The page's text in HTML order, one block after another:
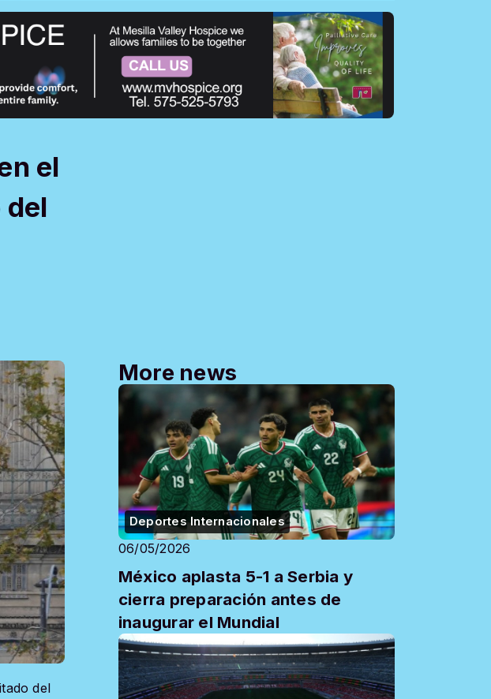
el
del
del
More news
Deportes Internacionales
06/05/2026
México aplasta 5-1 a Serbia y
cierra preparación antes de
inaugurar el Mundial